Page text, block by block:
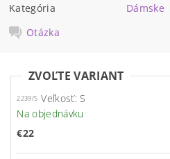
Kategória
Dámske
Otázka
ZVOĽTE VARIANT
2239/S Veľkosť: S
Na objednávku
€22